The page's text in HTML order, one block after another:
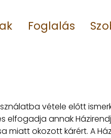
Foglalás
vétele előtt
elfogadja annak
miatt okozott kárért. A